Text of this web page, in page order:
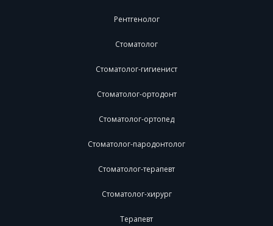
Рентгенолог
Стоматолог
Стоматолог-гигиенист
Стоматолог-ортодонт
Стоматолог-ортопед
Стоматолог-пародонтолог
Стоматолог-терапевт
Стоматолог-хирург
Терапевт